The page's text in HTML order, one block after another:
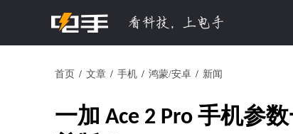
首页 文章 手机 鸿蒙/安卓 新闻
一加 Ace 2 Pro 手机参